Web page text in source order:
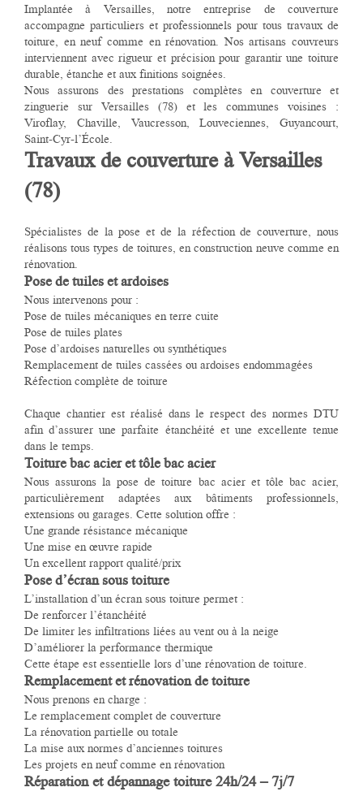
Implantée à Versailles, notre entreprise de couverture
accompagne particuliers et professionnels pour tous travaux de
toiture, en neuf comme en rénovation. Nos artisans couvreurs
interviennent avec rigueur et précision pour garantir une toiture
durable, étanche et aux finitions soignées.
Nous assurons des prestations complètes en couverture et
zinguerie sur Versailles (78) et les communes voisines :
Viroflay, Chaville, Vaucresson, Louveciennes, Guyancourt,
Saint-Cyr-l’École.
Travaux de couverture à Versailles
(78)
Spécialistes de la pose et de la réfection de couverture, nous
réalisons tous types de toitures, en construction neuve comme en
rénovation.
Pose de tuiles et ardoises
Nous intervenons pour :
Pose de tuiles mécaniques en terre cuite
Pose de tuiles plates
Pose d’ardoises naturelles ou synthétiques
Remplacement de tuiles cassées ou ardoises endommagées
Réfection complète de toiture
Chaque chantier est réalisé dans le respect des normes DTU
afin d’assurer une parfaite étanchéité et une excellente tenue
dans le temps.
Toiture bac acier et tôle bac acier
Nous assurons la pose de toiture bac acier et tôle bac acier,
particulièrement adaptées aux bâtiments professionnels,
extensions ou garages. Cette solution offre :
Une grande résistance mécanique
Une mise en œuvre rapide
Un excellent rapport qualité/prix
Pose d’écran sous toiture
L’installation d’un écran sous toiture permet :
De renforcer l’étanchéité
De limiter les infiltrations liées au vent ou à la neige
D’améliorer la performance thermique
Cette étape est essentielle lors d’une rénovation de toiture.
Remplacement et rénovation de toiture
Nous prenons en charge :
Le remplacement complet de couverture
La rénovation partielle ou totale
La mise aux normes d’anciennes toitures
Les projets en neuf comme en rénovation
Réparation et dépannage toiture 24h/24 – 7j/7